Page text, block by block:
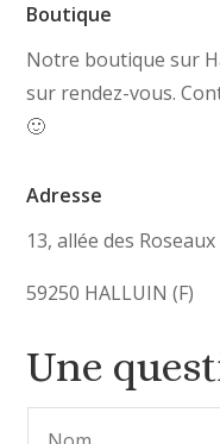
Boutique
Notre boutique sur
sur rendez-vous.
🙂
Adresse
13, allée des Roseaux
59250 HALLUIN (F)
Une